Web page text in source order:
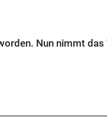
Nun nimmt das